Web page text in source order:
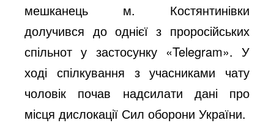
мешканець м. Костянтинівки
долучився до однієї з проросійських
спільнот у застосунку «Telegram». У
ході спілкування з учасниками чату
чоловік почав надсилати дані про
місця дислокації Сил оборони України.